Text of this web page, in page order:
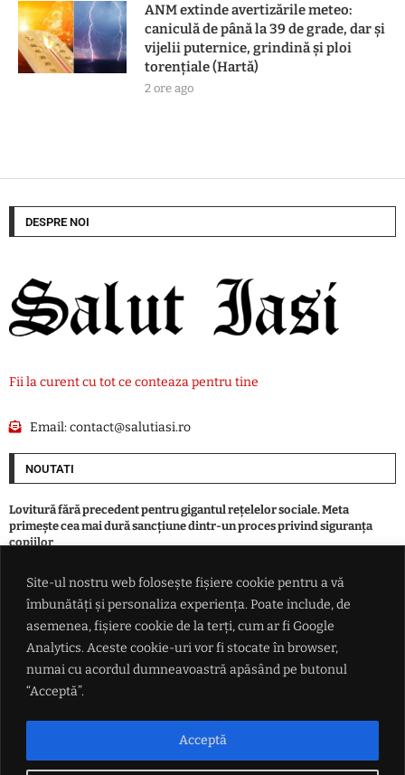
Site-ul nostru web folosește fișiere cookie pentru a vă
îmbunătăți și personaliza experiența. Poate include, de
asemenea, fișiere cookie de la terți, cum ar fi Google
Analytics. Aceste cookie-uri vor fi stocate în browser,
numai cu acordul dumneavoastră apăsând pe butonul
“Acceptă”.
Acceptă
ANM extinde avertizările meteo:
caniculă de până la 39 de grade, dar și
vijelii puternice, grindină și ploi
torențiale (Hartă)
2 ore ago
DESPRE NOI
Fii la curent cu tot ce conteaza pentru tine
Email:contact@salutiasi.ro
NOUTATI
Lovitură fără precedent pentru gigantul rețelelor sociale. Meta
primește cea mai dură sancțiune dintr-un proces privind siguranța
copiilor
Primăria care își vinde terenurile pentru asfaltări a plătit 14.000 de
euro pentru o troiță. Culmea, aceasta va fi donată unui oraș din
Republica Moldova
Directorul executiv Stefano Domenicalli: Formula 1 va avea mai multe
curse sprint în 2027
Orfani de primar. Sute de mii de români din comune și orașe au rămas